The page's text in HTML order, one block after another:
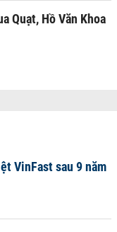
Quạt, Hồ Văn Khoa
VinFast sau 9 năm